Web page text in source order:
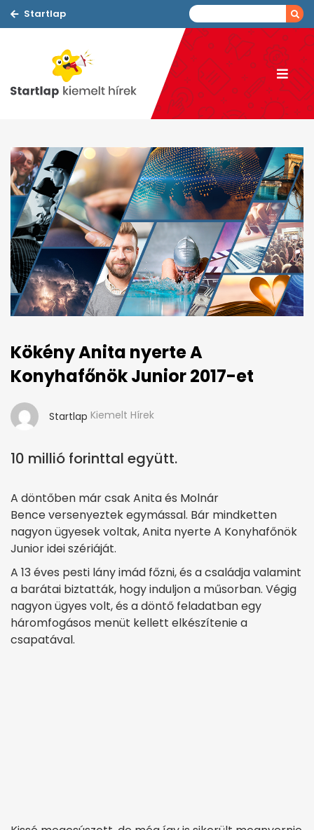
Startlap
Kökény Anita nyerte A
Konyhafőnök Junior 2017-et
Startlap Kiemelt Hírek
10 millió forinttal együtt.
A döntőben már csak Anita és Molnár
Bence versenyeztek egymással. Bár mindketten
nagyon ügyesek voltak, Anita nyerte A Konyhafőnök
Junior idei szériáját.
A 13 éves pesti lány imád főzni, és a családja valamint
a barátai biztatták, hogy induljon a műsorban. Végig
nagyon ügyes volt, és a döntő feladatban egy
háromfogásos menüt kellett elkészítenie a
csapatával.